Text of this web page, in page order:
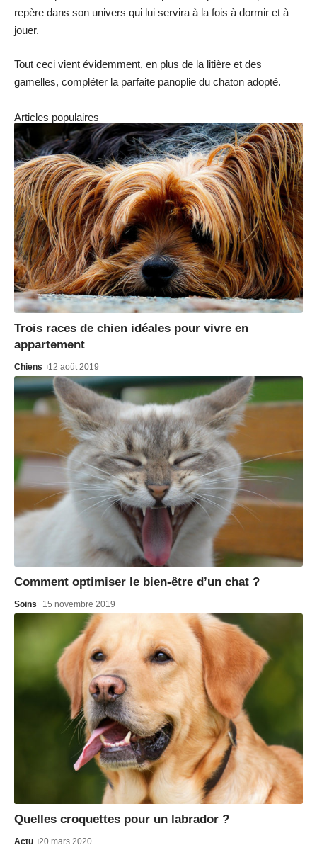
repère dans son univers qui lui servira à la fois à dormir et à
jouer.
Tout ceci vient évidemment, en plus de la litière et des
gamelles, compléter la parfaite panoplie du chaton adopté.
Articles populaires
Trois races de chien idéales pour vivre en
appartement
Chiens 12 août 2019
Comment optimiser le bien-être d’un chat ?
Soins 15 novembre 2019
Quelles croquettes pour un labrador ?
Actu 20 mars 2020